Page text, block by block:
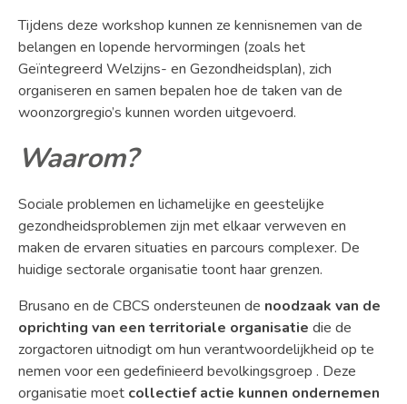
Tijdens deze workshop kunnen ze kennisnemen van de
belangen en lopende hervormingen (zoals het
Geïntegreerd Welzijns- en Gezondheidsplan), zich
organiseren en samen bepalen hoe de taken van de
woonzorgregio’s kunnen worden uitgevoerd.
Waarom?
Sociale problemen en lichamelijke en geestelijke
gezondheidsproblemen zijn met elkaar verweven en
maken de ervaren situaties en parcours complexer. De
huidige sectorale organisatie toont haar grenzen.
Brusano en de CBCS ondersteunen de noodzaak van de
oprichting van een territoriale organisatie die de
zorgactoren uitnodigt om hun verantwoordelijkheid op te
nemen voor een gedefinieerd bevolkingsgroep . Deze
organisatie moet collectief actie kunnen ondernemen